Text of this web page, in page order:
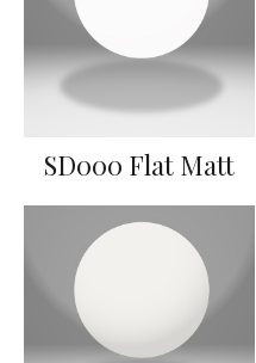
SD000 Flat Matt